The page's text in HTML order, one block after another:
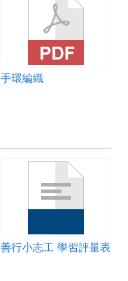
手環編織
善行小志工 學習評量表